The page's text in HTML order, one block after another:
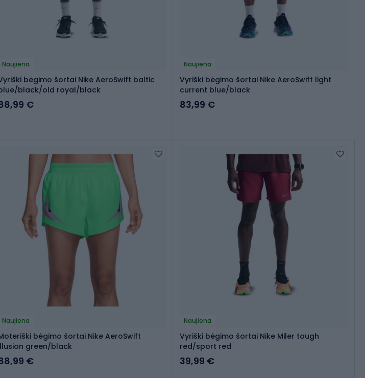
Naujiena
bėgimo šortai Nike AeroSwift baltic
black/old royal/black
€
Naujiena
Vyriški bėgimo šortai Nike AeroSwift light
current blue/black
83,99 €
Naujiena
bėgimo šortai Nike AeroSwift
green/black
€
Naujiena
Vyriški bėgimo šortai Nike Miler tough
red/sport red
39,99 €